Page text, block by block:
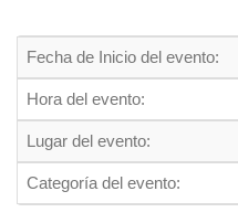
Fecha de Inicio del evento:
Hora del evento:
Lugar del evento:
Categoría del evento: